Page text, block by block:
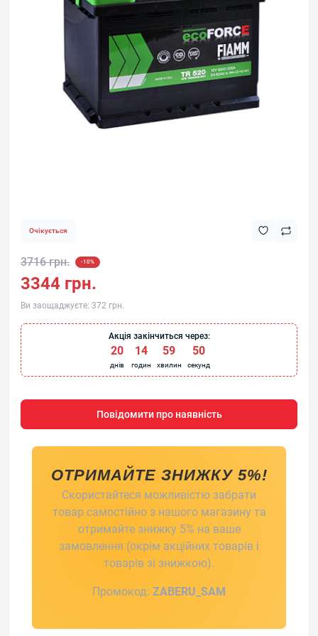
Очікується
3716 грн. -10%
3344 грн.
Ви заощаджуєте: 372 грн.
Акція закінчиться через:
20
днів
14
годин
59
хвилин
50
секунд
Повідомити про наявність
ОТРИМАЙТЕ ЗНИЖКУ 5%!
Скористайтеся можливістю забрати
товар самостійно з нашого магазину та
отримайте знижку 5% на ваше
замовлення (окрім акційних товарів і
товарів зі знижкою).
Промокод: ZABERU_SAM